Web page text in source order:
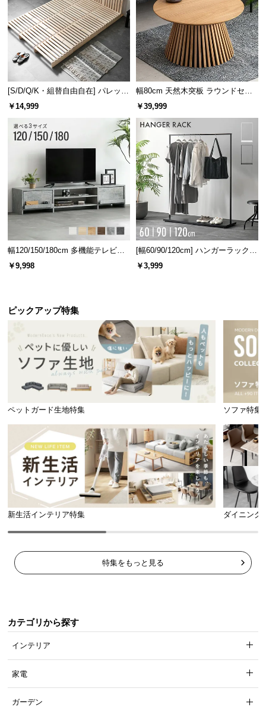
[S/D/Q/K・組替自由自在] パレット
ベッド 8/12/16枚セット
￥14,999
幅80cm 天然木突板 ラウンドセン
ターテーブル 美しい格子デザイン
￥39,999
幅120/150/180cm 多機能テレビボ
ード 木目/石目調 オープン収納・
引き出し収納付き
￥9,998
[幅60/90/120cm] ハンガーラック
スチール 4段階高さ調節 サイドフ
ック オープンラック シンプル
￥3,999
ピックアップ特集
ペットガード生地特集 ソファ特集
新生活インテリア特集 ダイニング
特集をもっと見る
カテゴリから探す
インテリア
家電
ガーデン